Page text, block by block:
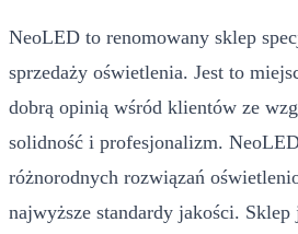
NeoLED to renomowany sklep
sprzedaży oświetlenia. Jest to
dobrą opinią wśród klientów ze
solidność i profesjonalizm.
różnorodnych rozwiązań
najwyższe standardy jakości. Sklep